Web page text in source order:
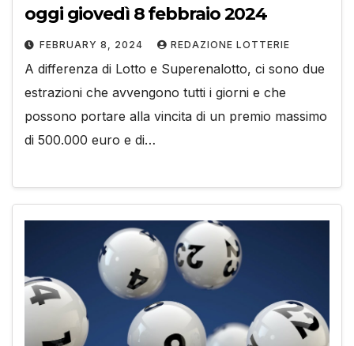
oggi giovedì 8 febbraio 2024
FEBRUARY 8, 2024 REDAZIONE LOTTERIE
A differenza di Lotto e Superenalotto, ci sono due
estrazioni che avvengono tutti i giorni e che
possono portare alla vincita di un premio massimo
di 500.000 euro e di…